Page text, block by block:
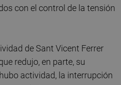
con el control de la tensión
de Sant Vicent Ferrer
redujo, en parte, su
actividad, la interrupción